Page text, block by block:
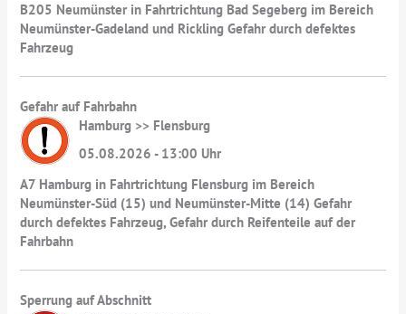
B205 Neumünster in Fahrtrichtung Bad Segeberg im Bereich
Neumünster-Gadeland und Rickling Gefahr durch defektes
Fahrzeug
Gefahr auf Fahrbahn
Hamburg >> Flensburg
05.08.2026 - 13:00 Uhr
A7 Hamburg in Fahrtrichtung Flensburg im Bereich
Neumünster-Süd (15) und Neumünster-Mitte (14) Gefahr
durch defektes Fahrzeug, Gefahr durch Reifenteile auf der
Fahrbahn
Sperrung auf Abschnitt